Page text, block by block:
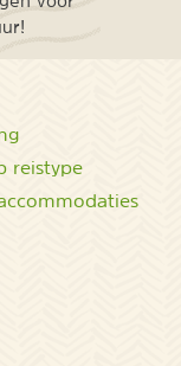
reistype